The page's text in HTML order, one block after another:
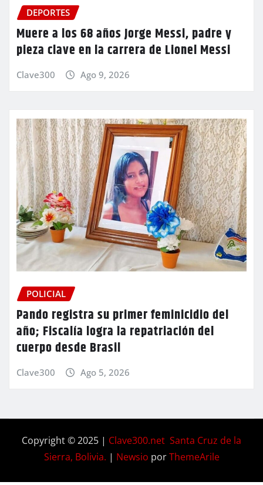
DEPORTES
Muere a los 68 años Jorge Messi, padre y
pieza clave en la carrera de Lionel Messi
Clave300 Ago 9, 2026
POLICIAL
Pando registra su primer feminicidio del
año; Fiscalía logra la repatriación del
cuerpo desde Brasil
Clave300 Ago 5, 2026
Copyright © 2025 | Clave300.net Santa Cruz de la
Sierra, Bolivia. | Newsio porThemeArile